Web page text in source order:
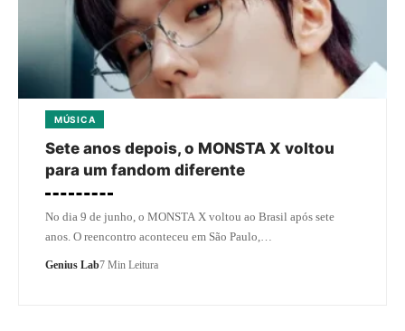
MÚSICA
Sete anos depois, o MONSTA X voltou
para um fandom diferente
No dia 9 de junho, o MONSTA X voltou ao Brasil após sete
anos. O reencontro aconteceu em São Paulo,…
Genius Lab7 Min Leitura